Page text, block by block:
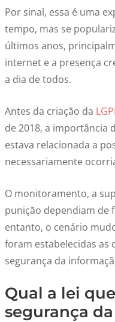
Por sinal, essa é uma
tempo, mas se
últimos anos,
internet e a presença
a dia de todos.
Antes da criação da
de 2018, a importância
estava relacionada a
necessariamente
O monitoramento, a
punição dependiam de
entanto, o cenário
foram estabelecidas as
segurança da
Qual a lei
segurança